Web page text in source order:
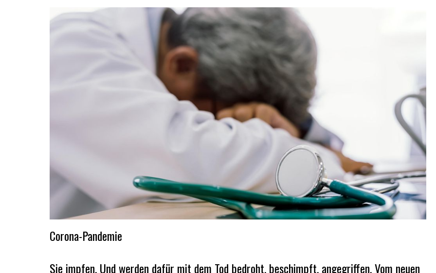
Corona-Pandemie
Sie impfen. Und werden dafür mit dem Tod bedroht, beschimpft, angegriffen. Vom neuen